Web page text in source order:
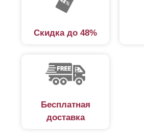
Скидка до 48%
Бесплатная
доставка